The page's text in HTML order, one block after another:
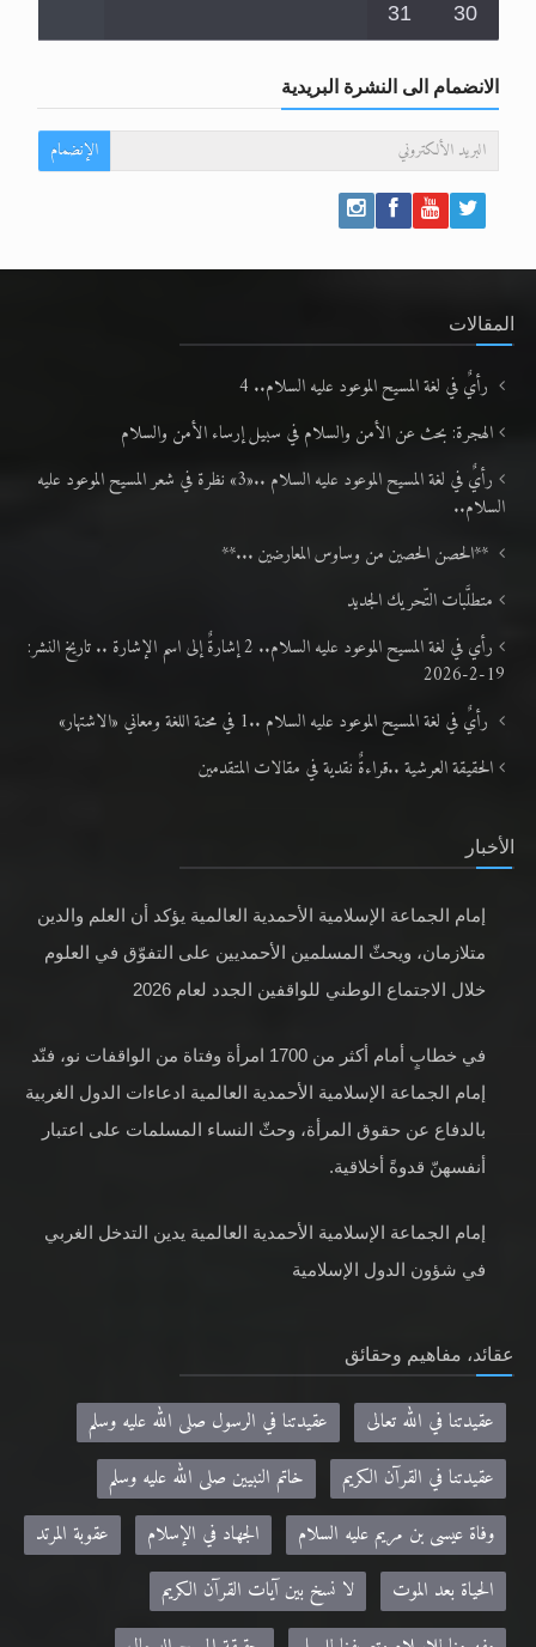
30
31
الانضمام الى النشرة البريدية
الإنضمام
المقالات
رأيٌ في لغة المسيح الموعود عليه السلام.. 4
الهجرة: بحث عن الأمن والسلام في سبيل إرساء الأمن والسلام
رأيٌ في لغة المسيح الموعود عليه السلام ..«3» نظرة في شعر المسيح الموعود عليه
السلام..
**الحصن الحصين من وساوس المعارضين ...**
متطلَّبات التّحريك الجديد
رأي في لغة المسيح الموعود عليه السلام.. 2 إشارةٌ إلى اسم الإشارة .. تاريخ النشر:
19-2-2026
رأيٌ في لغة المسيح الموعود عليه السلام ..1 في محنة اللغة ومعاني «الاشتهار»
الحقيقة العرشية ..قراءةٌ نقدية في مقالات المتقدمين
الأخبار
إمام الجماعة الإسلامية الأحمدية العالمية يؤكد أن العلم والدين
متلازمان، ويحثّ المسلمين الأحمديين على التفوّق في العلوم
خلال الاجتماع الوطني للواقفين الجدد لعام 2026
في خطابٍ أمام أكثر من 1700 امرأة وفتاة من الواقفات نو، فنّد
إمام الجماعة الإسلامية الأحمدية العالمية ادعاءات الدول الغربية
بالدفاع عن حقوق المرأة، وحثّ النساء المسلمات على اعتبار
أنفسهنّ قدوةً أخلاقية.
إمام الجماعة الإسلامية الأحمدية العالمية يدين التدخل الغربي
في شؤون الدول الإسلامية
عقائد، مفاهيم وحقائق
عقيدتنا في الله تعالى
عقيدتنا في الرسول صلى الله عليه وسلم
عقيدتنا في القرآن الكريم
خاتم النبيين صلى الله عليه وسلم
وفاة عيسى بن مريم عليه السلام
الجهاد في الإسلام
عقوبة المرتد
الحياة بعد الموت
لا نسخ بين آيات القرآن الكريم